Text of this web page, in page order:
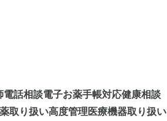
電話相談電子お薬手帳対応健康相談
取り扱い高度管理医療機器取り扱い